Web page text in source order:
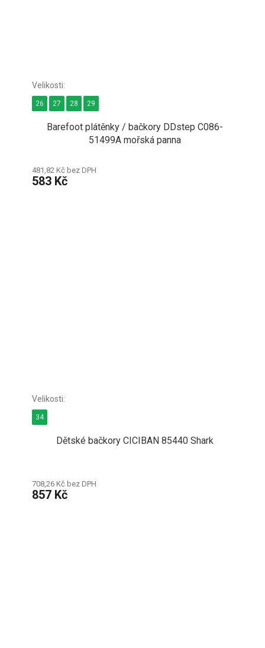
Barefoot plátěnky / bačkory DDstep C086-
51499A mořská panna
481,82 Kč bez DPH
583 Kč
26 27 28 29
Dětské bačkory CICIBAN 85440 Shark
708,26 Kč bez DPH
857 Kč
34